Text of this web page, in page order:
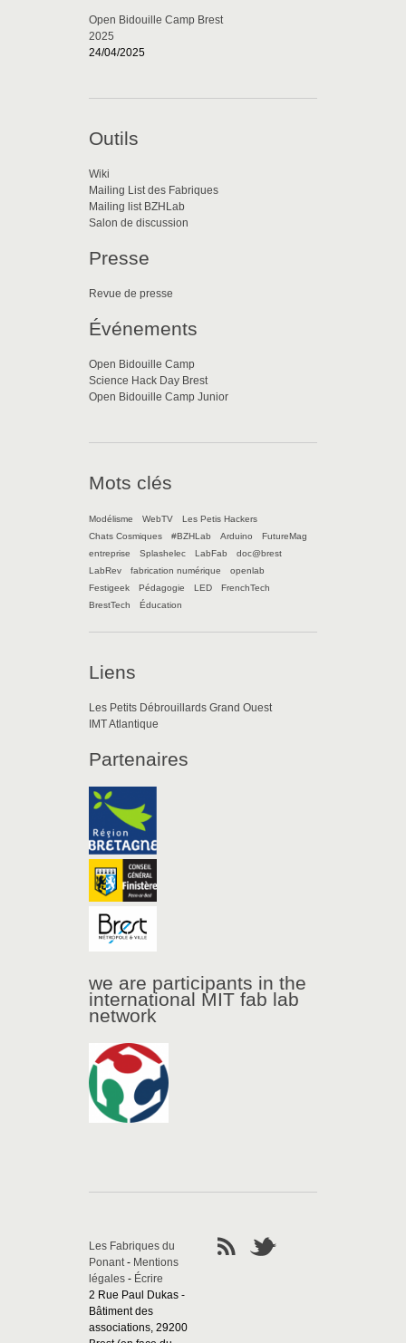
Open Bidouille Camp Brest
2025
24/04/2025
Outils
Wiki
Mailing List des Fabriques
Mailing list BZHLab
Salon de discussion
Presse
Revue de presse
Événements
Open Bidouille Camp
Science Hack Day Brest
Open Bidouille Camp Junior
Mots clés
Modélisme WebTV
Les Petis Hackers
Chats Cosmiques
#BZHLab Arduino
FutureMag
entreprise
Splashelec LabFab
doc@brest
LabRev
fabrication numérique
openlab
Festigeek
Pédagogie LED
FrenchTech
BrestTech
Éducation
Liens
Les Petits Débrouillards Grand Ouest
IMT Atlantique
Partenaires
we are participants in the
international MIT fab lab
network
Les Fabriques du
Ponant- Mentions
légales - Écrire
2 Rue Paul Dukas -
Bâtiment des
associations, 29200